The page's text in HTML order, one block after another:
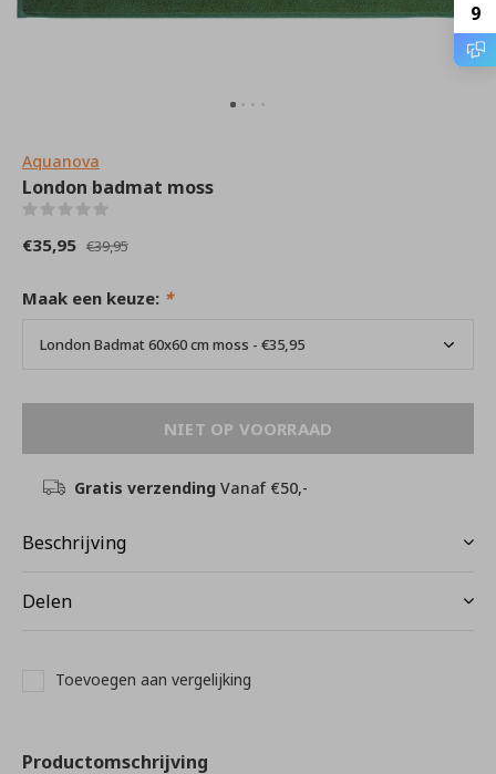
Aquanova
London badmat moss
€35,95 €39,95
Maak een keuze: *
NIET OP VOORRAAD
Gratis verzending Vanaf €50,-
Beschrijving
Delen
Toevoegen aan vergelijking
Productomschrijving
9